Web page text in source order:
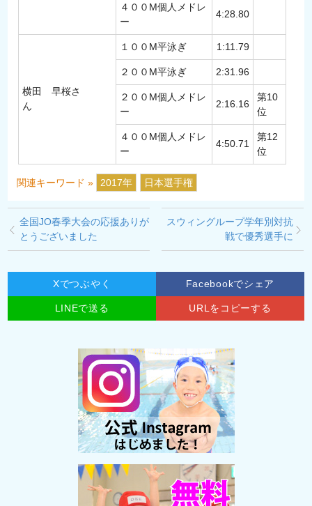
４００M個人メドレ
ー
4:28.80
横田 早桜さ
ん
１００M平泳ぎ 1:11.79
２００M平泳ぎ 2:31.96
２００M個人メドレ
ー
2:16.16
第10
位
４００M個人メドレ
ー
4:50.71
第12
位
関連キーワード » 2017年 日本選手権
全国JO春季大会の応援ありが
とうございました
スウィングループ学年別対抗
戦で優秀選手に
Xでつぶやく Facebookでシェア
LINEで送る URLをコピーする